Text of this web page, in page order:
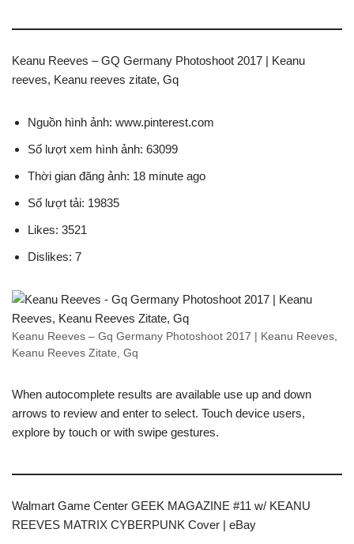
Keanu Reeves – GQ Germany Photoshoot 2017 | Keanu
reeves, Keanu reeves zitate, Gq
Nguồn hình ảnh: www.pinterest.com
Số lượt xem hình ảnh: 63099
Thời gian đăng ảnh: 18 minute ago
Số lượt tải: 19835
Likes: 3521
Dislikes: 7
Keanu Reeves – Gq Germany Photoshoot 2017 | Keanu Reeves,
Keanu Reeves Zitate, Gq
When autocomplete results are available use up and down
arrows to review and enter to select. Touch device users,
explore by touch or with swipe gestures.
Walmart Game Center GEEK MAGAZINE #11 w/ KEANU
REEVES MATRIX CYBERPUNK Cover | eBay